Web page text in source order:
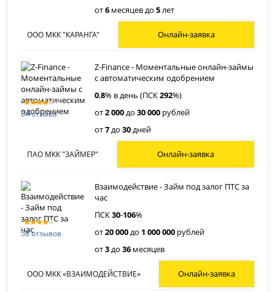
от6 месяцев до5лет
ООО МКК "КАРАНГА" Онлайн-заявка
84 отзыва
Z-Finance - Моментальные онлайн-займы
с автоматическим одобрением
0,8% в день (ПСК292%)
от2 000до30 000 рублей
от7до30дней
ПАО МКК "ЗАЙМЕР" Онлайн-заявка
58 отзывов
Взаимодействие - Займ под залог ПТС за
час
ПСК30-106%
от20 000до 1 000 000 рублей
от3до36 месяцев
ООО МКК «ВЗАИМОДЕЙСТВИЕ» Онлайн-заявка